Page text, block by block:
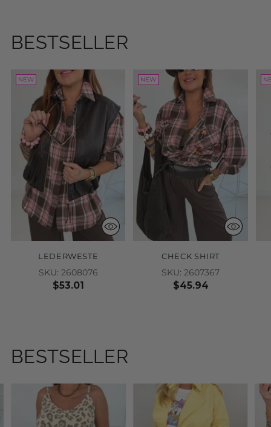
BESTSELLER
NEW
LEDERWESTE
SKU: 2608076
$53.01
NEW
CHECK SHIRT
SKU: 2607367
$45.94
BESTSELLER